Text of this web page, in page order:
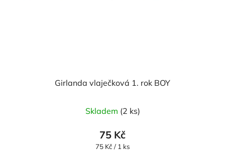
Girlanda vlaječková 1. rok BOY
Skladem (2 ks)
75 Kč
Měrná
75 Kč / 1 ks